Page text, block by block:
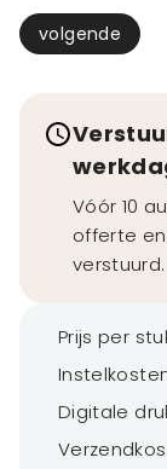
volgende
Vóór 10
offerte
verstuurd.
Prijs per
Digitale